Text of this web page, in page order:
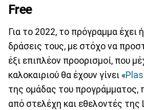
Free
Για το 2022, το πρόγραμμα έχει
δράσεις τους, με στόχο να
έξι επιπλέον προορισμοί, που
καλοκαιριού θα έχουν γίνει «
της ομάδας του προγράμματος,
από στελέχη και εθελοντές της